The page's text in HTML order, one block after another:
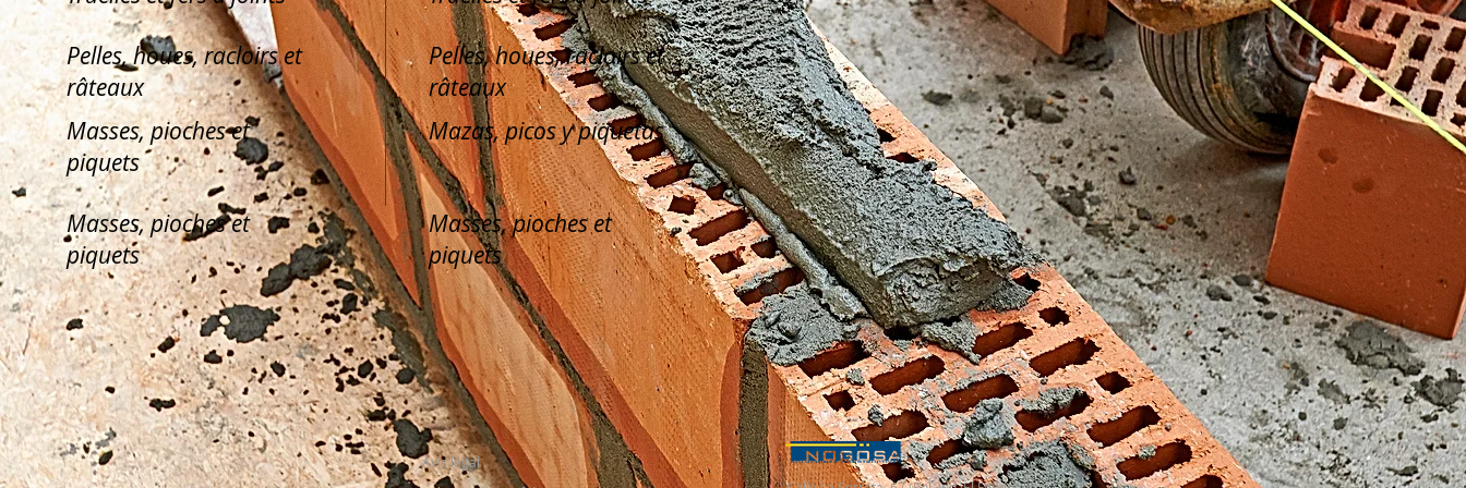
Pelles, houes, racloirs et
râteaux
Pelles, houes, racloirs et
râteaux
Masses, pioches et
piquets
Mazas, picos y piquetas
Masses, pioches et
piquets
Masses, pioches et
piquets
Avis légal